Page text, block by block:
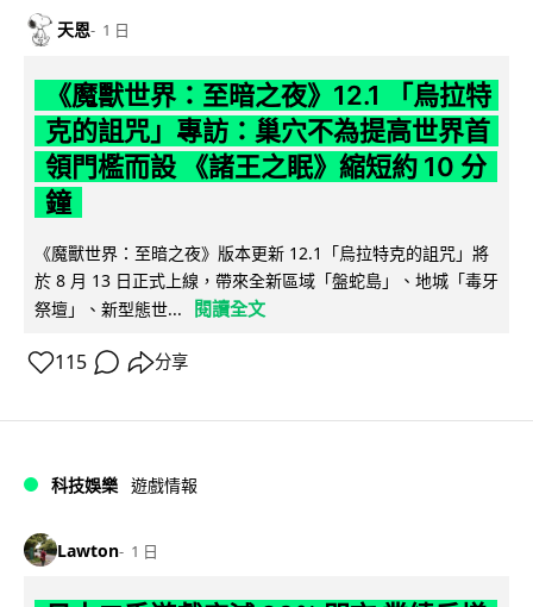
天恩 1 日
《魔獸世界：至暗之夜》12.1 「烏拉特
克的詛咒」專訪：巢穴不為提高世界首
領門檻而設 《諸王之眠》縮短約 10 分
鐘
《魔獸世界：至暗之夜》版本更新 12.1「烏拉特克的詛咒」將
於 8 月 13 日正式上線，帶來全新區域「盤蛇島」、地城「毒牙
祭壇」、新型態世...
閱讀全文
115 分享
科技娛樂 遊戲情報
Lawton 1 日